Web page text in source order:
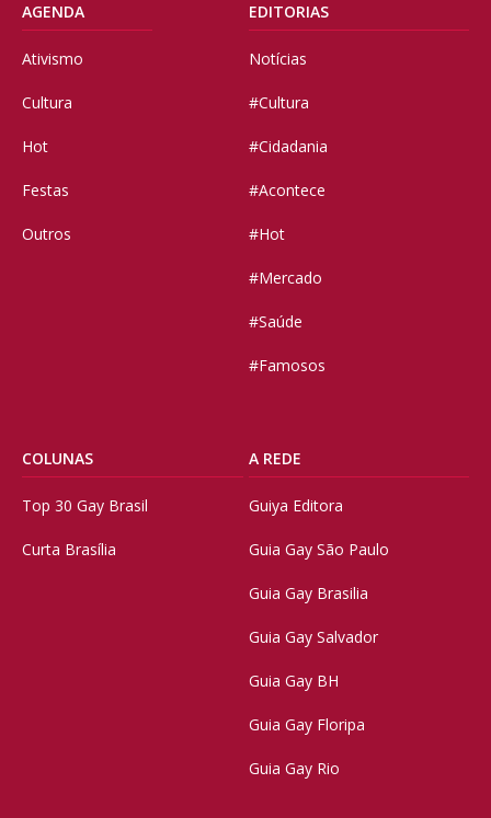
AGENDA
Ativismo
Cultura
Hot
Festas
Outros
EDITORIAS
Notícias
#Cultura
#Cidadania
#Acontece
#Hot
#Mercado
#Saúde
#Famosos
COLUNAS
Top 30 Gay Brasil
Curta Brasília
A REDE
Guiya Editora
Guia Gay São Paulo
Guia Gay Brasilia
Guia Gay Salvador
Guia Gay BH
Guia Gay Floripa
Guia Gay Rio